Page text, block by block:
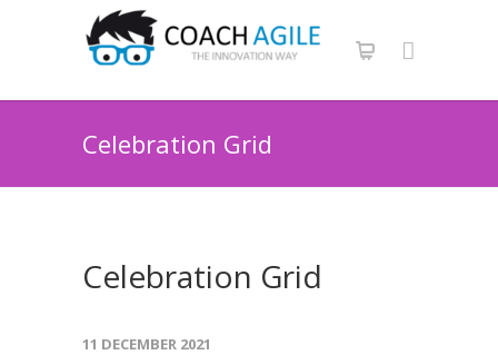
Celebration Grid
Celebration Grid
11 DECEMBER 2021